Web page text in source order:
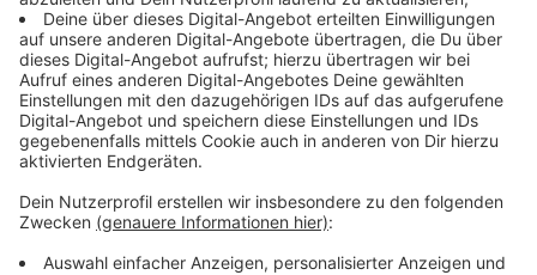
Million Euro.
Anzeige